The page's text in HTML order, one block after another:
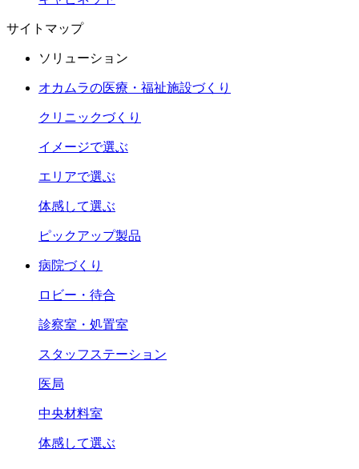
サイトマップ
ソリューション
オカムラの医療・福祉施設づくり
クリニックづくり
イメージで選ぶ
エリアで選ぶ
体感して選ぶ
ピックアップ製品
病院づくり
ロビー・待合
診察室・処置室
スタッフステーション
医局
中央材料室
体感して選ぶ